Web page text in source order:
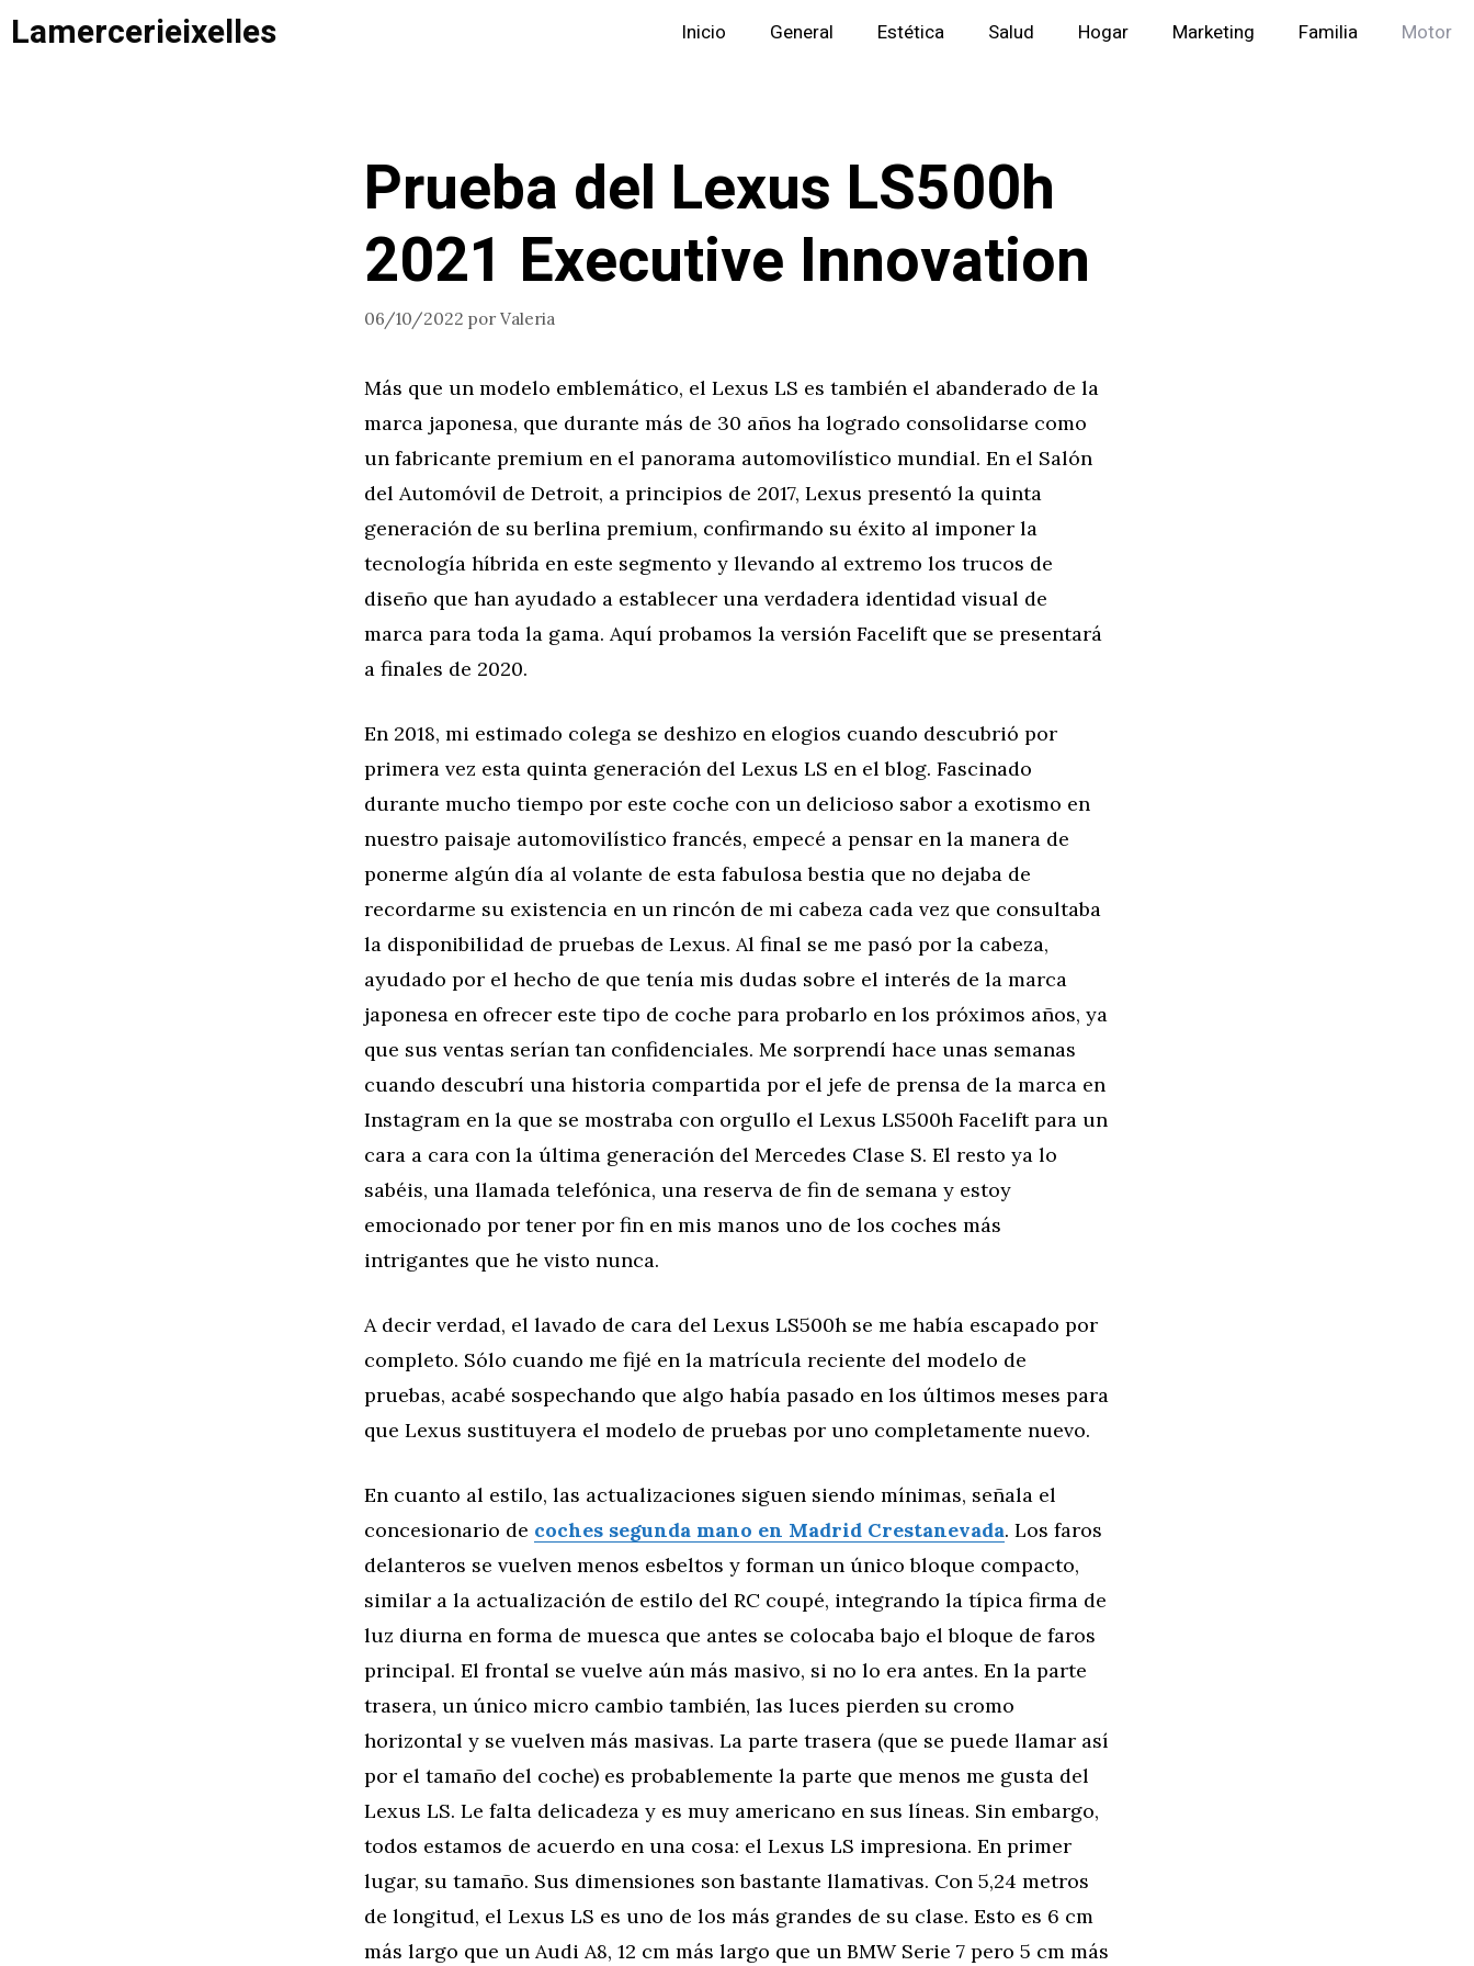
Saltar
alLamercerieixelles Inicio General Estética Salud Hogar Marketing Familia Motor
Prueba del Lexus LS500h
2021 Executive Innovation
06/10/2022 por Valeria
Más que un modelo emblemático, el Lexus LS es también el abanderado de la
marca japonesa, que durante más de 30 años ha logrado consolidarse como
un fabricante premium en el panorama automovilístico mundial. En el Salón
del Automóvil de Detroit, a principios de 2017, Lexus presentó la quinta
generación de su berlina premium, confirmando su éxito al imponer la
tecnología híbrida en este segmento y llevando al extremo los trucos de
diseño que han ayudado a establecer una verdadera identidad visual de
marca para toda la gama. Aquí probamos la versión Facelift que se presentará
a finales de 2020.
En 2018, mi estimado colega se deshizo en elogios cuando descubrió por
primera vez esta quinta generación del Lexus LS en el blog. Fascinado
durante mucho tiempo por este coche con un delicioso sabor a exotismo en
nuestro paisaje automovilístico francés, empecé a pensar en la manera de
ponerme algún día al volante de esta fabulosa bestia que no dejaba de
recordarme su existencia en un rincón de mi cabeza cada vez que consultaba
la disponibilidad de pruebas de Lexus. Al final se me pasó por la cabeza,
ayudado por el hecho de que tenía mis dudas sobre el interés de la marca
japonesa en ofrecer este tipo de coche para probarlo en los próximos años, ya
que sus ventas serían tan confidenciales. Me sorprendí hace unas semanas
cuando descubrí una historia compartida por el jefe de prensa de la marca en
Instagram en la que se mostraba con orgullo el Lexus LS500h Facelift para un
cara a cara con la última generación del Mercedes Clase S. El resto ya lo
sabéis, una llamada telefónica, una reserva de fin de semana y estoy
emocionado por tener por fin en mis manos uno de los coches más
intrigantes que he visto nunca.
A decir verdad, el lavado de cara del Lexus LS500h se me había escapado por
completo. Sólo cuando me fijé en la matrícula reciente del modelo de
pruebas, acabé sospechando que algo había pasado en los últimos meses para
que Lexus sustituyera el modelo de pruebas por uno completamente nuevo.
En cuanto al estilo, las actualizaciones siguen siendo mínimas, señala el
concesionario de coches segunda mano en Madrid Crestanevada. Los faros
delanteros se vuelven menos esbeltos y forman un único bloque compacto,
similar a la actualización de estilo del RC coupé, integrando la típica firma de
luz diurna en forma de muesca que antes se colocaba bajo el bloque de faros
principal. El frontal se vuelve aún más masivo, si no lo era antes. En la parte
trasera, un único micro cambio también, las luces pierden su cromo
horizontal y se vuelven más masivas. La parte trasera (que se puede llamar así
por el tamaño del coche) es probablemente la parte que menos me gusta del
Lexus LS. Le falta delicadeza y es muy americano en sus líneas. Sin embargo,
todos estamos de acuerdo en una cosa: el Lexus LS impresiona. En primer
lugar, su tamaño. Sus dimensiones son bastante llamativas. Con 5,24 metros
de longitud, el Lexus LS es uno de los más grandes de su clase. Esto es 6 cm
más largo que un Audi A8, 12 cm más largo que un BMW Serie 7 pero 5 cm más